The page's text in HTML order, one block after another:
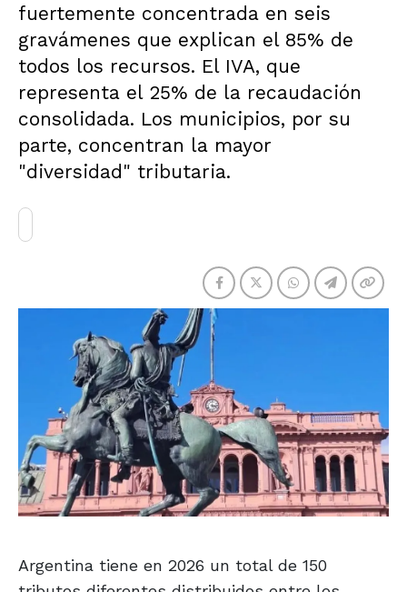
fuertemente concentrada en seis
gravámenes que explican el 85% de
todos los recursos. El IVA, que
representa el 25% de la recaudación
consolidada. Los municipios, por su
parte, concentran la mayor
"diversidad" tributaria.
Argentina tiene en 2026 un total de 150